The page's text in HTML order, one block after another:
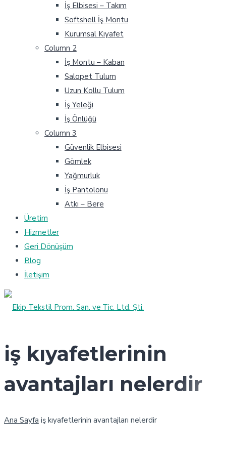
İş Elbisesi – Takım
Softshell İş Montu
Kurumsal Kıyafet
Column 2
İş Montu – Kaban
Salopet Tulum
Uzun Kollu Tulum
İş Yeleği
İş Önlüğü
Column 3
Güvenlik Elbisesi
Gömlek
Yağmurluk
İş Pantolonu
Atkı – Bere
Üretim
Hizmetler
Geri Dönüşüm
Blog
İletişim
iş kıyafetlerinin
avantajları nelerdir
Ana Sayfa iş kıyafetlerinin avantajları nelerdir